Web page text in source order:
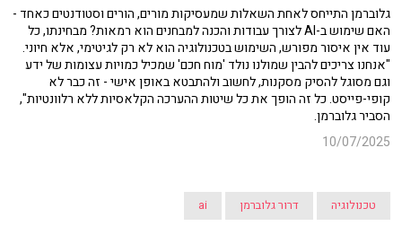
גלוברמן התייחס לאחת השאלות שמעסיקות מורים, הורים וסטודנטים כאחד -
האם שימוש ב-AI לצורך עבודות והכנה למבחנים הוא רמאות? מבחינתו, כל
עוד אין איסור מפורש, השימוש בטכנולוגיה הוא לא רק לגיטימי, אלא חיוני.
"אנחנו צריכים להבין שמולנו נולד 'מוח חכם' שמכיל כמויות עצומות של ידע
וגם מסוגל להסיק מסקנות, לחשוב ולהתבטא באופן אישי - זה כבר לא
קופי-פייסט. כל זה הופך את כל שיטות ההערכה הקלאסיות ללא רלוונטיות",
הסביר גלוברמן.
10/07/2025
טכנולוגיה דרור גלוברמן ai